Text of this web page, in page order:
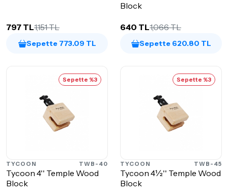
797 TL1,151 TL
Sepette 773.09 TL
Block
640 TL1,066 TL
Sepette 620.80 TL
Sepette %3
TYCOON TWB-40
Tycoon 4'' Temple Wood
Block
Sepette %3
TYCOON TWB-45
Tycoon 4½'' Temple Wood
Block